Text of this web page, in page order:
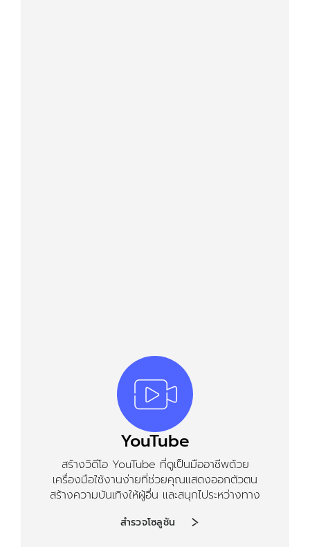
YouTube
สร้างวิดีโอ YouTube ที่ดูเป็นมืออาชีพด้วย
เครื่องมือใช้งานง่ายที่ช่วยคุณแสดงออกตัวตน
สร้างความบันเทิงให้ผู้อื่น และสนุกไประหว่างทาง
สำรวจโซลูชัน